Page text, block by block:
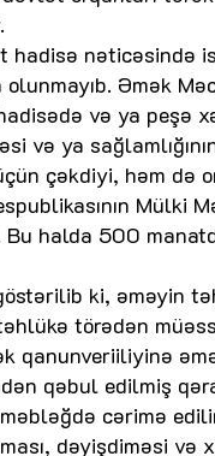
nəticəsində
Əmək
və ya peşə
və ya
çəkdiyi, həm də
Mülki
halda 500
ki, əməyin
törədən
qanunveriiliyinə
qəbul edilmiş
cərimə
dəyişdiməsi və